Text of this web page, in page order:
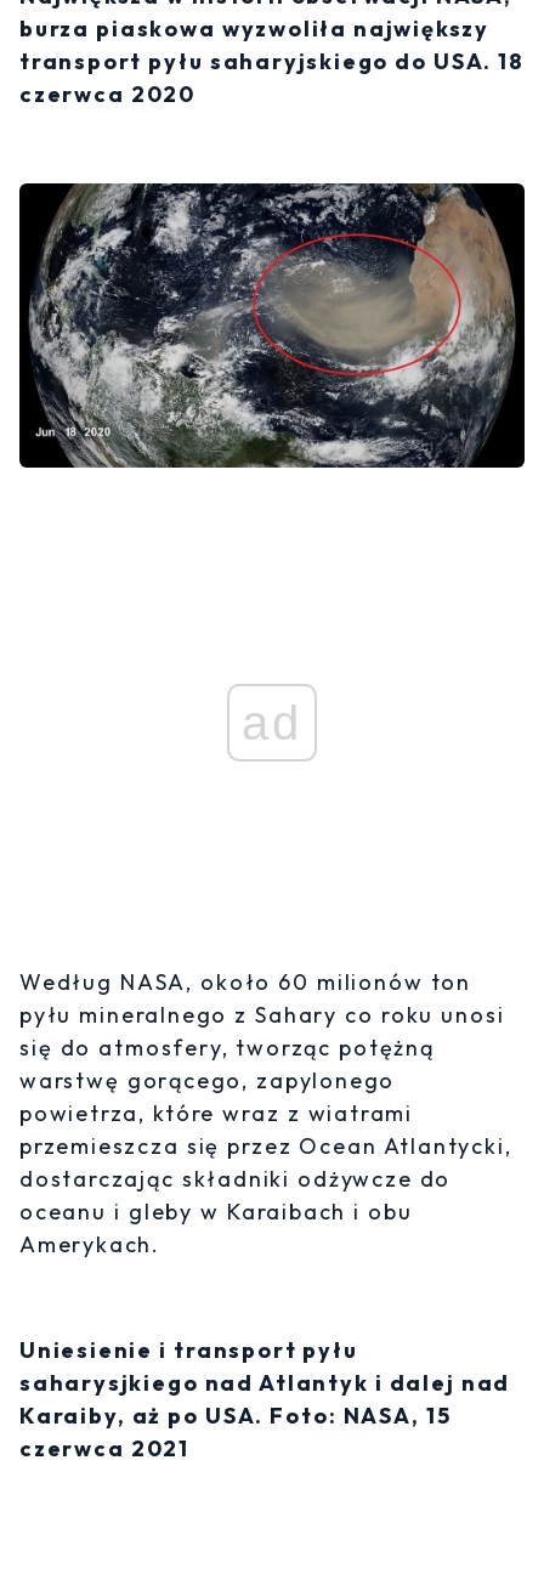
burza piaskowa wyzwoliła największy
transport pyłu saharyjskiego do USA. 18
czerwca 2020
ad
Według NASA, około 60 milionów ton
pyłu mineralnego z Sahary co roku unosi
się do atmosfery, tworząc potężną
warstwę gorącego, zapylonego
powietrza, które wraz z wiatrami
przemieszcza się przez Ocean Atlantycki,
dostarczając składniki odżywcze do
oceanu i gleby w Karaibach i obu
Amerykach.
Uniesienie i transport pyłu
saharysjkiego nad Atlantyk i dalej nad
Karaiby, aż po USA. Foto: NASA, 15
czerwca 2021